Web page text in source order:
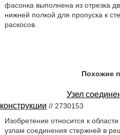
фасонка выполнена из отрезка
нижней полкой для пропуска к
раскосов.
Похожие
Узел
конструкции // 2730153
Изобретение относится к
узлам соединения стержней в